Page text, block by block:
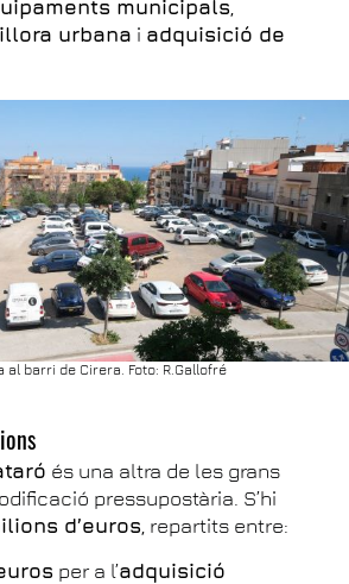
municipals
urbana i adquisició de
barri de Cirera. Foto: R.Gallofré
és una altra de les grans
pressupostària. S’hi
d’euros , repartits entre:
per a l’adquisició